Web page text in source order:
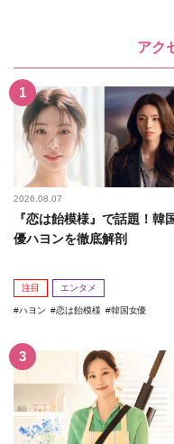
アク
2026.08.07
『恋は飴模様』で話題！韓
優ハヨンを徹底解剖
注目 エンタメ
ハヨン 恋は飴模様 韓国女優